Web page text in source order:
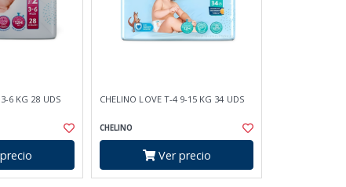
6 KG 28 UDS CHELINO LOVE T-4 9-15 KG 34 UDS
CHELINO
Ver precio